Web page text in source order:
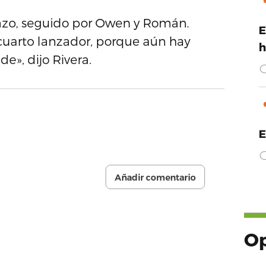
seguido por Owen y Román.
lanzador, porque aún hay
dijo Rivera.
Añadir comentario